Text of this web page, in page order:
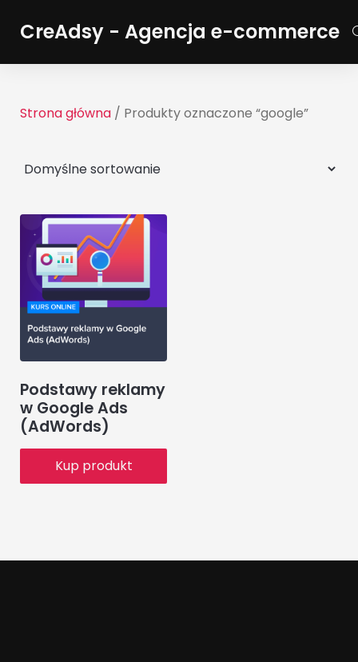
CreAdsy - Agencja e-commerce
Strona główna / Produkty oznaczone “google”
Podstawy reklamy
w Google Ads
(AdWords)
Kup produkt